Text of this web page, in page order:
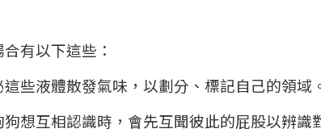
有以下這些：
這些液體散發氣味，以劃分、標記自己的領域
狗想互相認識時，會先互聞彼此的屁股以辨識